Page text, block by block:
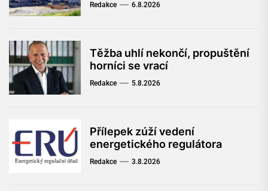
Redakce 6.8.2026
Těžba uhlí nekončí, propuštění
horníci se vrací
Redakce 5.8.2026
Přílepek zúží vedení
energetického regulátora
Redakce 3.8.2026